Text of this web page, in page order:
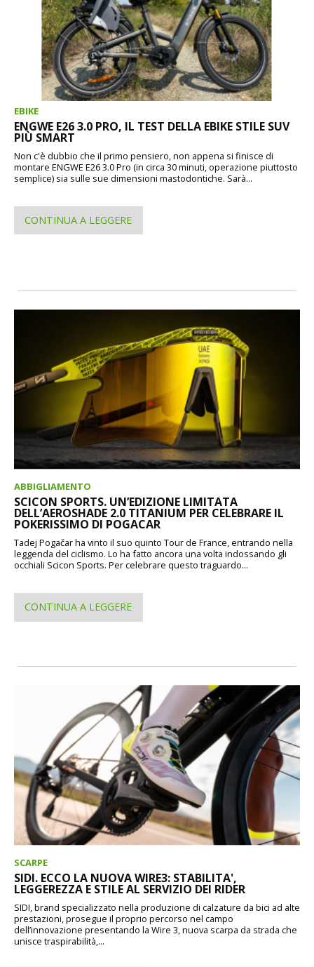
EBIKE
ENGWE E26 3.0 PRO, IL TEST DELLA EBIKE STILE SUV
PIÙ SMART
Non c'è dubbio che il primo pensiero, non appena si finisce di
montare ENGWE E26 3.0 Pro (in circa 30 minuti, operazione piuttosto
semplice) sia sulle sue dimensioni mastodontiche. Sarà...
CONTINUA A LEGGERE
ABBIGLIAMENTO
SCICON SPORTS. UN’EDIZIONE LIMITATA
DELL’AEROSHADE 2.0 TITANIUM PER CELEBRARE IL
POKERISSIMO DI POGACAR
Tadej Pogačar ha vinto il suo quinto Tour de France, entrando nella
leggenda del ciclismo. Lo ha fatto ancora una volta indossando gli
occhiali Scicon Sports. Per celebrare questo traguardo...
CONTINUA A LEGGERE
SCARPE
SIDI. ECCO LA NUOVA WIRE3: STABILITA',
LEGGEREZZA E STILE AL SERVIZIO DEI RIDER
SIDI, brand specializzato nella produzione di calzature da bici ad alte
prestazioni, prosegue il proprio percorso nel campo
dell’innovazione presentando la Wire 3, nuova scarpa da strada che
unisce traspirabilità,...